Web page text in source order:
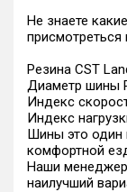
Не знаете
присмотреться
Резина CST
Диаметр шины
Индекс
Индекс
Шины это один
комфортной
Наши
наилучший